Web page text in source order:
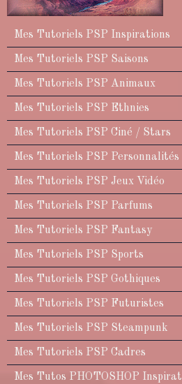
Mes Tutoriels PSP Inspirations
Mes Tutoriels PSP Saisons
Mes Tutoriels PSP Animaux
Mes Tutoriels PSP Ethnies
Mes Tutoriels PSP Ciné / Stars
Mes Tutoriels PSP Personnalités
Mes Tutoriels PSP Jeux Vidéo
Mes Tutoriels PSP Parfums
Mes Tutoriels PSP Fantasy
Mes Tutoriels PSP Sports
Mes Tutoriels PSP Gothiques
Mes Tutoriels PSP Futuristes
Mes Tutoriels PSP Steampunk
Mes Tutoriels PSP Cadres
Mes Tutos PHOTOSHOP